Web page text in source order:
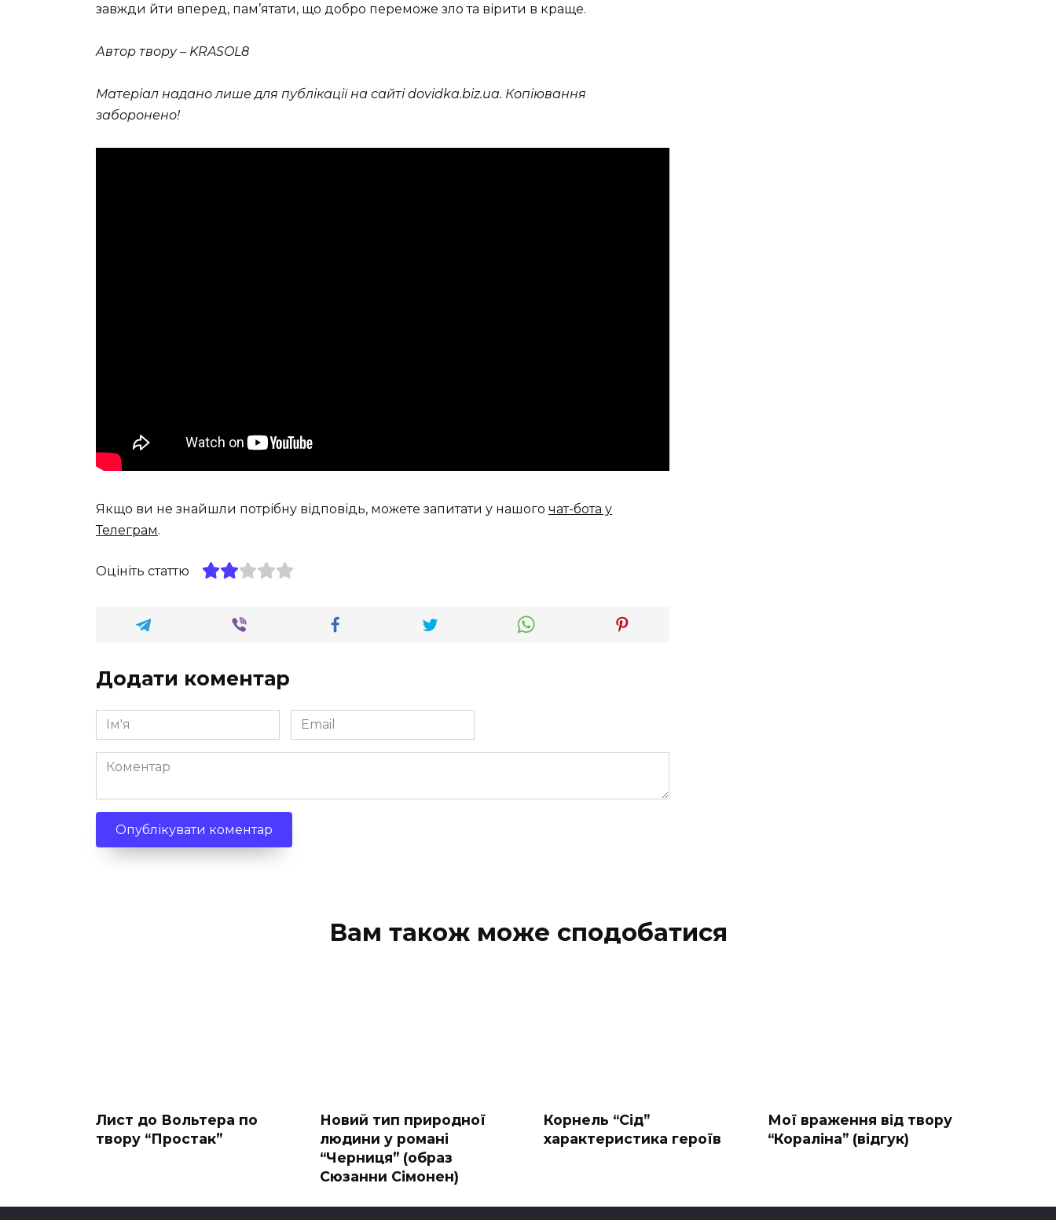
завжди йти вперед, пам’ятати, що добро переможе зло та вірити в краще.
Автор твору – KRASOL8
Матеріал надано лише для публікації на сайті dovidka.biz.ua. Копіювання
заборонено!
Якщо ви не знайшли потрібну відповідь, можете запитати у нашого чат-бота у
Телеграм.
Оцініть статтю
Додати коментар
Ім'я
*
Email
*
Коментар
Вам також може сподобатися
Лист до Вольтера по
твору “Простак”
Новий тип природної
людини у романі
“Черниця” (образ
Сюзанни Сімонен)
Корнель “Сід”
характеристика героїв
Мої враження від твору
“Кораліна” (відгук)